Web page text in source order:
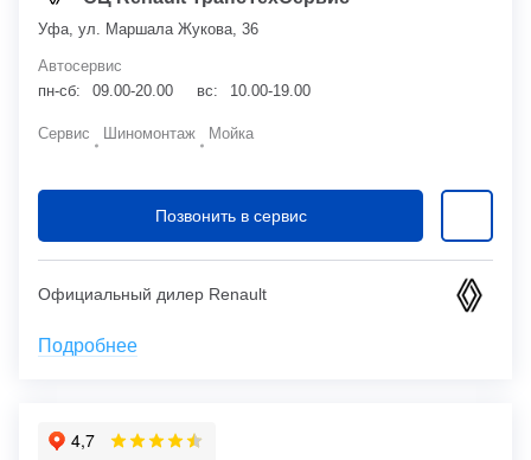
Уфа, ул. Маршала Жукова, 36
Автосервис
пн-сб:
09.00-20.00 вс: 10.00-19.00
Сервис Шиномонтаж Мойка
Позвонить в сервис
Официальный дилер Renault
Подробнее